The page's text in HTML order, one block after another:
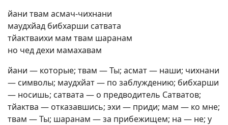
йани твам асмач-чихнани
маудхйад бибхарши сатвата
тйактваихи мам твам шаранам
но чед дехи мамахавам
йани — которые; твам — Ты; асмат — наши; чихнани
— символы; маудхйат — по заблуждению; бибхарши
— носишь; сатвата — о предводитель Сатватов;
тйактва — отказавшись; эхи — приди; мам — ко мне;
твам — Ты; шаранам — за прибежищем; на — не; у